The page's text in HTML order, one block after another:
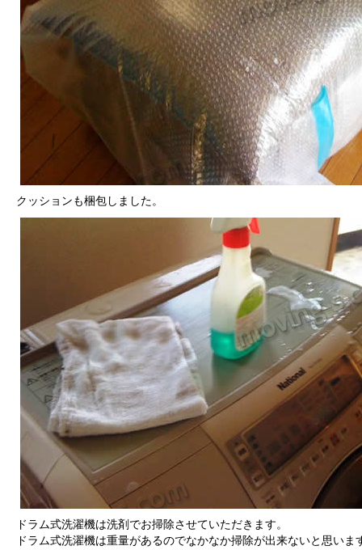
クッションも梱包しました。
ドラム式洗濯機は洗剤でお掃除させていただきます。
ドラム式洗濯機は重量があるのでなかなか掃除が出来ないと思いま